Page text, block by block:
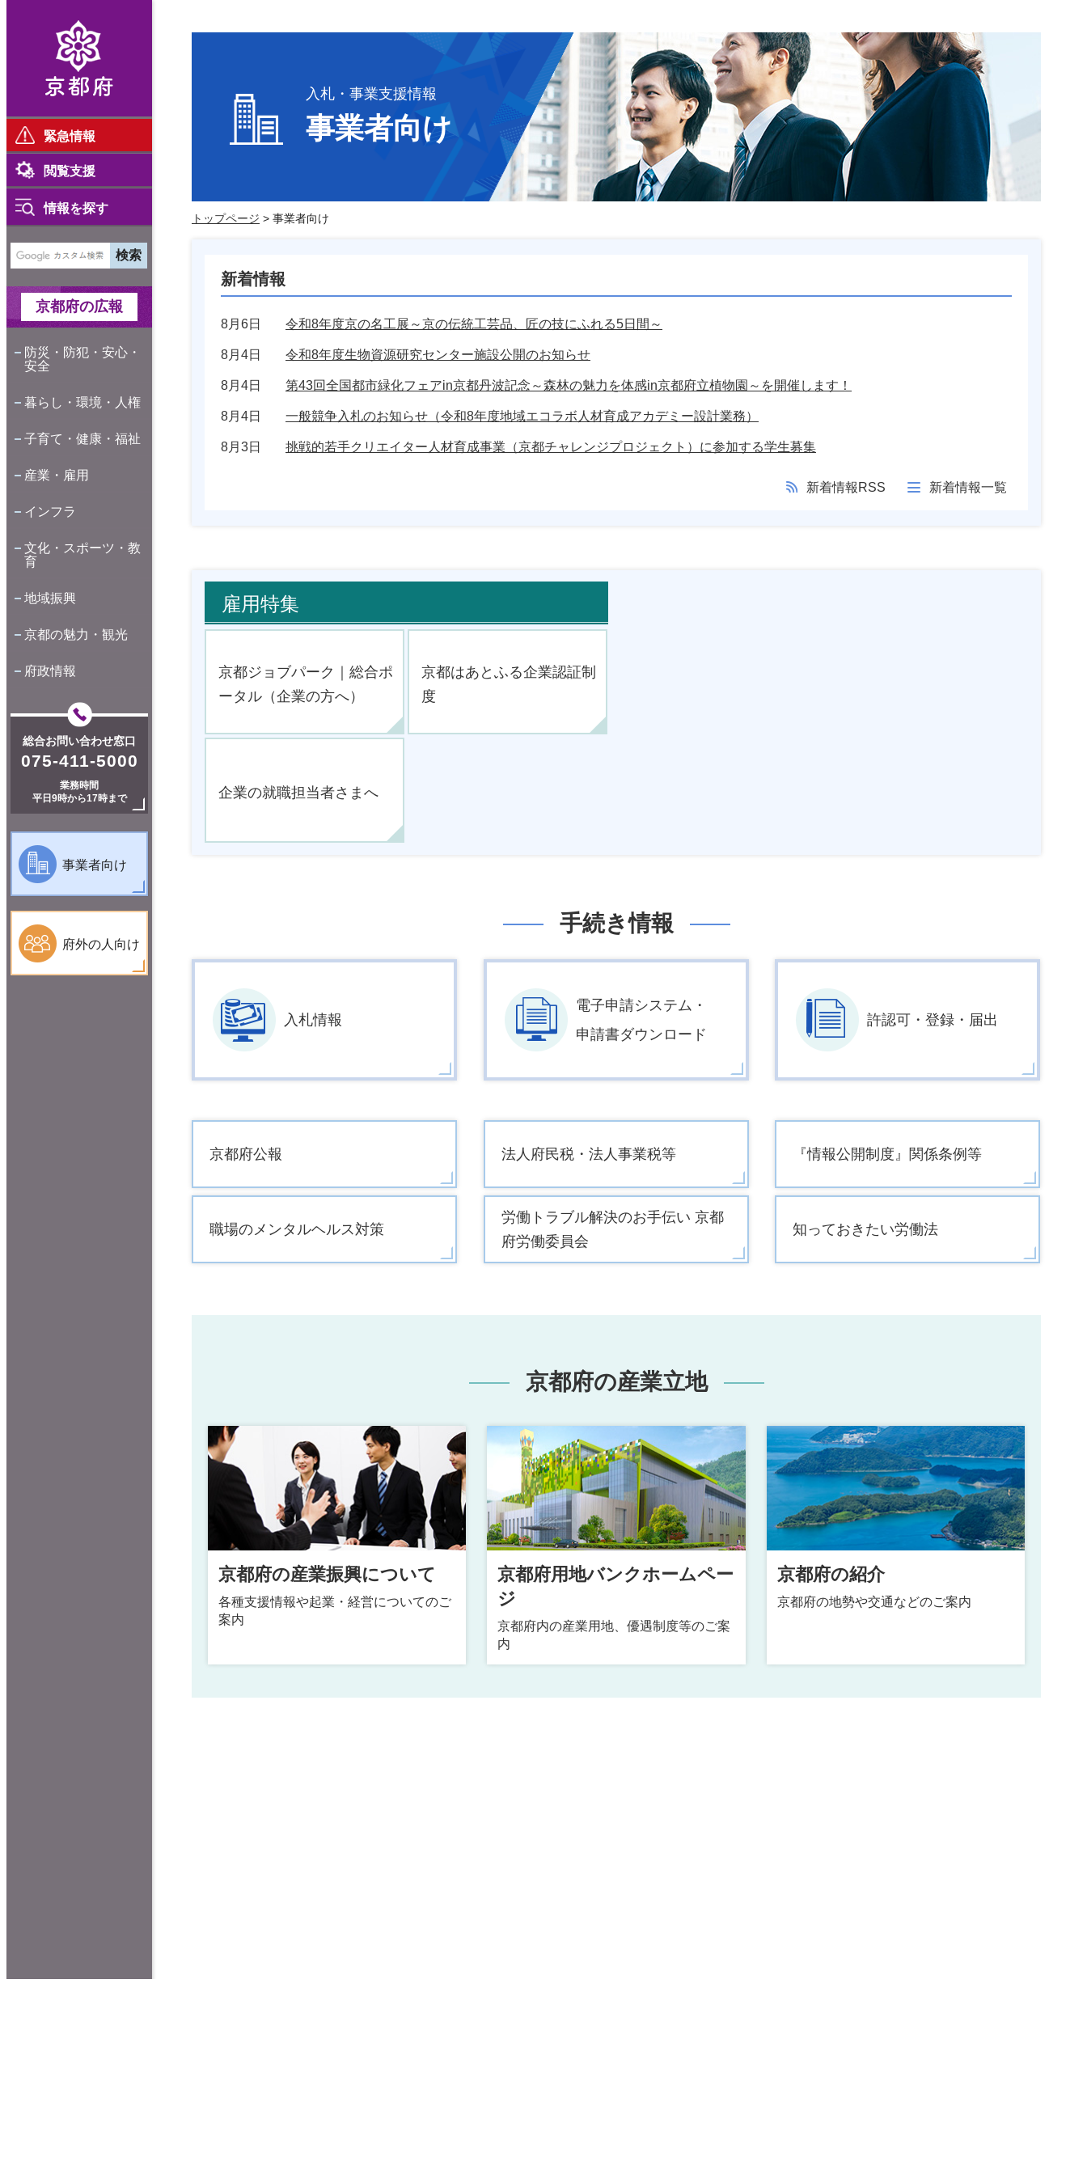
緊急情報
閲覧支援
情報を探す
京都府の広報
防災・防犯・安心・
安全
暮らし・環境・人権
子育て・健康・福祉
産業・雇用
インフラ
文化・スポーツ・教
育
地域振興
京都の魅力・観光
府政情報
総合お問い合わせ窓口
075-411-5000
業務時間
平日9時から17時まで
事業者向け
府外の人向け
入札・事業支援情報
事業者向け
トップページ > 事業者向け
新着情報
8月6日 令和8年度京の名工展～京の伝統工芸品、匠の技にふれる5日間～
8月4日 令和8年度生物資源研究センター施設公開のお知らせ
8月4日 第43回全国都市緑化フェアin京都丹波記念～森林の魅力を体感in京都府立植物園～を開催します！
8月4日 一般競争入札のお知らせ（令和8年度地域エコラボ人材育成アカデミー設計業務）
8月3日 挑戦的若手クリエイター人材育成事業（京都チャレンジプロジェクト）に参加する学生募集
新着情報RSS 新着情報一覧
雇用特集
京都ジョブパーク｜総合ポ
ータル（企業の方へ）
京都はあとふる企業認証制
度
企業の就職担当者さまへ
手続き情報
入札情報
電子申請システム・
申請書ダウンロード
許認可・登録・届出
京都府公報 法人府民税・法人事業税等 『情報公開制度』関係条例等
職場のメンタルヘルス対策
労働トラブル解決のお手伝い 京都
府労働委員会
知っておきたい労働法
京都府の産業立地
京都府の産業振興について
各種支援情報や起業・経営についてのご
案内
京都府用地バンクホームペー
ジ
京都府内の産業用地、優遇制度等のご案
内
京都府の紹介
京都府の地勢や交通などのご案内